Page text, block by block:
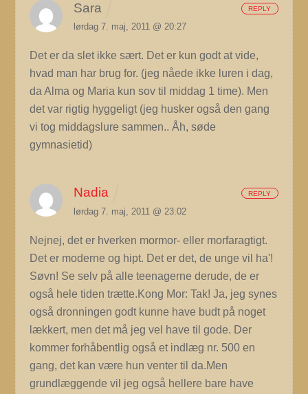
Sara
lørdag 7. maj, 2011 @ 20:27
Det er da slet ikke sært. Det er kun godt at vide,
hvad man har brug for. (jeg nåede ikke luren i dag,
da Alma og Maria kun sov til middag 1 time). Men
det var rigtig hyggeligt (jeg husker også den gang
vi tog middagslure sammen.. Åh, søde
gymnasietid)
REPLY
Nadia
lørdag 7. maj, 2011 @ 23:02
Nejnej, det er hverken mormor- eller morfaragtigt.
Det er moderne og hipt. Det er det, de unge vil ha'!
Søvn! Se selv på alle teenagerne derude, de er
også hele tiden trætte.Kong Mor: Tak! Ja, jeg synes
også dronningen godt kunne have budt på noget
lækkert, men det må jeg vel have til gode. Der
kommer forhåbentlig også et indlæg nr. 500 en
gang, det kan være hun venter til da.Men
grundlæggende vil jeg også hellere bare have
REPLY